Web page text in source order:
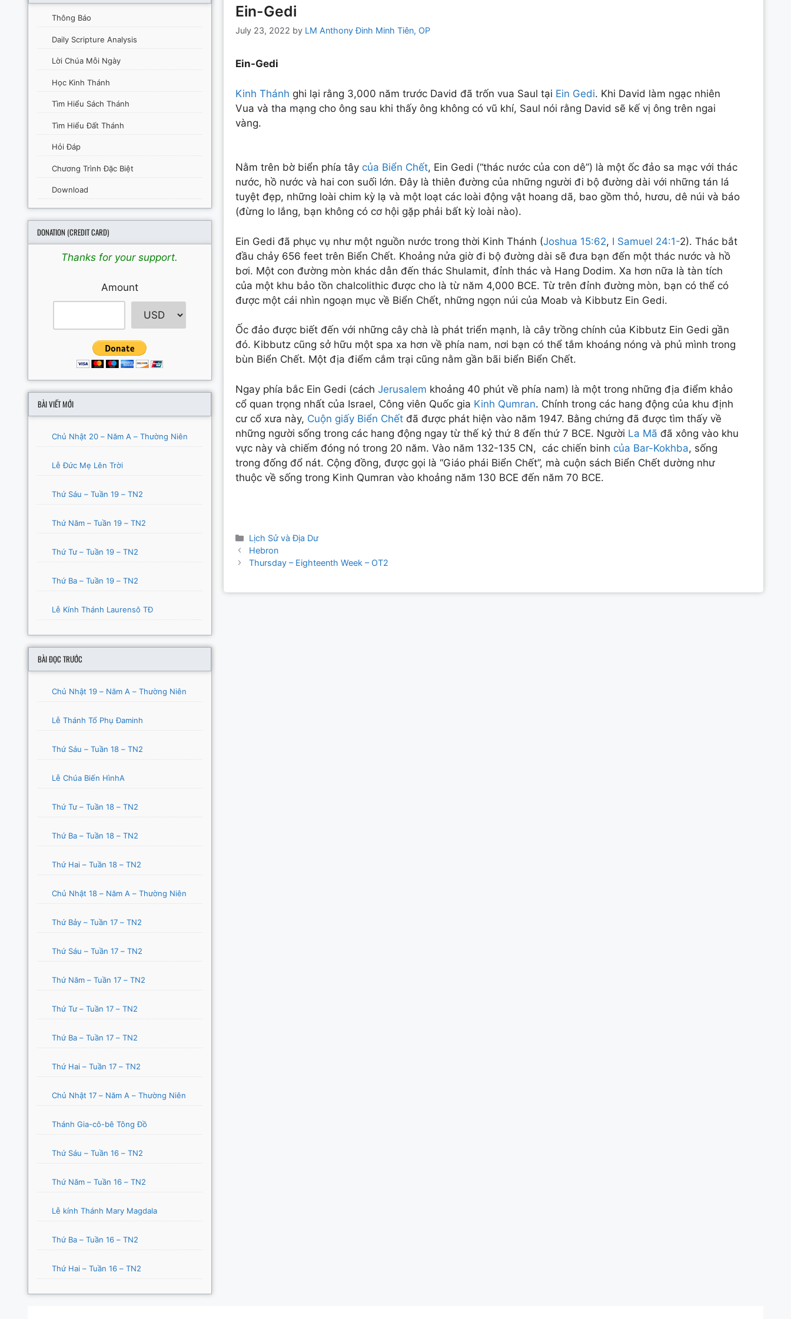
Ein-Gedi
July 23, 2022 by LM Anthony Đinh Minh Tiên, OP
Ein-Gedi
Kinh Thánh ghi lại rằng 3,000 năm trước David đã trốn vua Saul tại Ein Gedi. Khi David làm ngạc nhiên
Vua và tha mạng cho ông sau khi thấy ông không có vũ khí, Saul nói rằng David sẽ kế vị ông trên ngai
vàng.
Nằm trên bờ biển phía tây của Biển Chết, Ein Gedi (“thác nước của con dê”) là một ốc đảo sa mạc với thác
nước, hồ nước và hai con suối lớn. Đây là thiên đường của những người đi bộ đường dài với những tán lá
tuyệt đẹp, những loài chim kỳ lạ và một loạt các loài động vật hoang dã, bao gồm thỏ, hươu, dê núi và báo
(đừng lo lắng, bạn không có cơ hội gặp phải bất kỳ loài nào).
Ein Gedi đã phục vụ như một nguồn nước trong thời Kinh Thánh (Joshua 15:62, I Samuel 24:1-2). Thác bắt
đầu chảy 656 feet trên Biển Chết. Khoảng nửa giờ đi bộ đường dài sẽ đưa bạn đến một thác nước và hồ
bơi. Một con đường mòn khác dẫn đến thác Shulamit, đỉnh thác và Hang Dodim. Xa hơn nữa là tàn tích
của một khu bảo tồn chalcolithic được cho là từ năm 4,000 BCE. Từ trên đỉnh đường mòn, bạn có thể có
được một cái nhìn ngoạn mục về Biển Chết, những ngọn núi của Moab và Kibbutz Ein Gedi.
Ốc đảo được biết đến với những cây chà là phát triển mạnh, là cây trồng chính của Kibbutz Ein Gedi gần
đó. Kibbutz cũng sở hữu một spa xa hơn về phía nam, nơi bạn có thể tắm khoáng nóng và phủ mình trong
bùn Biển Chết. Một địa điểm cắm trại cũng nằm gần bãi biển Biển Chết.
Ngay phía bắc Ein Gedi (cách Jerusalem khoảng 40 phút về phía nam) là một trong những địa điểm khảo
cổ quan trọng nhất của Israel, Công viên Quốc gia Kinh Qumran. Chính trong các hang động của khu định
cư cổ xưa này, Cuộn giấy Biển Chếtđã được phát hiện vào năm 1947. Bằng chứng đã được tìm thấy về
những người sống trong các hang động ngay từ thế kỷ thứ 8 đến thứ 7 BCE. Người La Mã đã xông vào khu
vực này và chiếm đóng nó trong 20 năm. Vào năm 132-135 CN, các chiến binh của Bar-Kokhba, sống
trong đống đổ nát. Cộng đồng, được gọi là “Giáo phái Biển Chết”, mà cuộn sách Biển Chết dường như
thuộc về sống trong Kinh Qumran vào khoảng năm 130 BCE đến năm 70 BCE.
Categories
Lịch Sử và Địa Dư
Post
navigation
Hebron
Thursday – Eighteenth Week – OT2
Thông Báo
Daily Scripture Analysis
Lời Chúa Mỗi Ngày
Học Kinh Thánh
Tìm Hiểu Sách Thánh
Tìm Hiểu Đất Thánh
Hỏi Đáp
Chương Trình Đặc Biệt
Download
DONATION (CREDIT CARD)
Thanks for your support.
Amount
BÀI VIẾT MỚI
Chủ Nhật 20 – Năm A – Thường Niên
Lễ Đức Mẹ Lên Trời
Thứ Sáu – Tuần 19 – TN2
Thứ Năm – Tuần 19 – TN2
Thứ Tư – Tuần 19 – TN2
Thứ Ba – Tuần 19 – TN2
Lễ Kính Thánh Laurensô TĐ
BÀI ĐỌC TRƯỚC
Chủ Nhật 19 – Năm A – Thường Niên
Lễ Thánh Tổ Phụ Đaminh
Thứ Sáu – Tuần 18 – TN2
Lễ Chúa Biến HìnhA
Thứ Tư – Tuần 18 – TN2
Thứ Ba – Tuần 18 – TN2
Thứ Hai – Tuần 18 – TN2
Chủ Nhật 18 – Năm A – Thường Niên
Thứ Bảy – Tuần 17 – TN2
Thứ Sáu – Tuần 17 – TN2
Thứ Năm – Tuần 17 – TN2
Thứ Tư – Tuần 17 – TN2
Thứ Ba – Tuần 17 – TN2
Thứ Hai – Tuần 17 – TN2
Chủ Nhật 17 – Năm A – Thường Niên
Thánh Gia-cô-bê Tông Đồ
Thứ Sáu – Tuần 16 – TN2
Thứ Năm – Tuần 16 – TN2
Lễ kính Thánh Mary Magdala
Thứ Ba – Tuần 16 – TN2
Thứ Hai – Tuần 16 – TN2